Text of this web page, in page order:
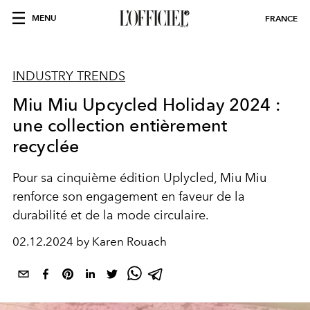
MENU FRANCE
INDUSTRY TRENDS
Miu Miu Upcycled Holiday 2024 :
une collection entièrement
recyclée
Pour sa cinquième édition Uplycled, Miu Miu
renforce son engagement en faveur de la
durabilité et de la mode circulaire.
02.12.2024 by Karen Rouach